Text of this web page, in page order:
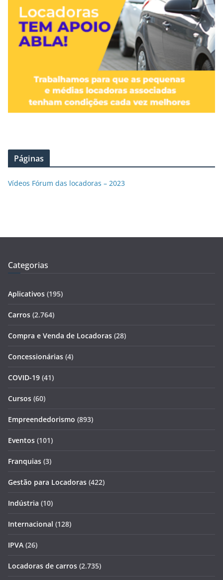
Páginas
Vídeos Fórum das locadoras – 2023
Categorias
Aplicativos (195)
Carros (2.764)
Compra e Venda de Locadoras (28)
Concessionárias (4)
COVID-19 (41)
Cursos (60)
Empreendedorismo (893)
Eventos (101)
Franquias (3)
Gestão para Locadoras (422)
Indústria (10)
Internacional (128)
IPVA (26)
Locadoras de carros (2.735)